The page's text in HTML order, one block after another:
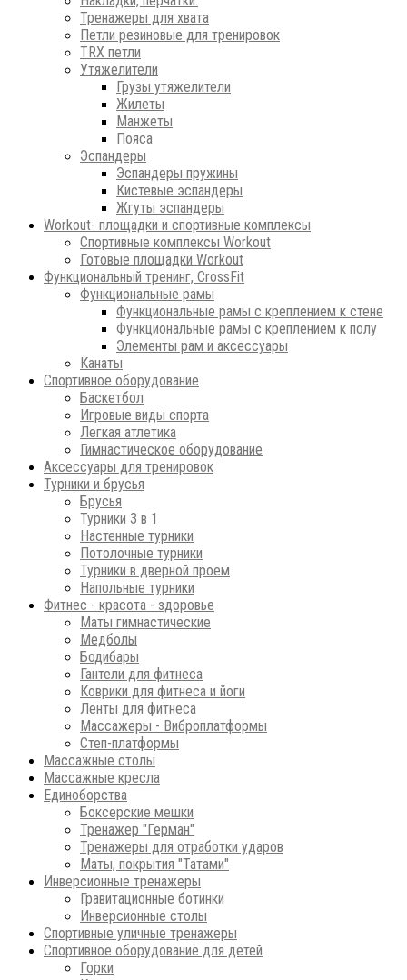
Тренажеры для хвата
Петли резиновые для тренировок
ТRХ петли
Утяжелители
Грузы утяжелители
Жилеты
Манжеты
Пояса
Эспандеры
Эспандеры пружины
Кистевые эспандеры
Жгуты эспандеры
Workout- площадки и спортивные комплексы
Спортивные комплексы Workout
Готовые площадки Workout
Функциональный тренинг, CrossFit
Функциональные рамы
Функциональные рамы с креплением к стене
Функциональные рамы с креплением к полу
Элементы рам и аксессуары
Канаты
Спортивное оборудование
Баскетбол
Игровые виды спорта
Легкая атлетика
Гимнастическое оборудование
Аксессуары для тренировок
Турники и брусья
Брусья
Турники 3 в 1
Настенные турники
Потолочные турники
Турники в дверной проем
Напольные турники
Фитнес - красота - здоровье
Маты гимнастические
Медболы
Бодибары
Гантели для фитнеса
Коврики для фитнеса и йоги
Ленты для фитнеса
Массажеры - Виброплатформы
Степ-платформы
Массажные столы
Массажные кресла
Единоборства
Боксерские мешки
Тренажер "Герман"
Тренажеры для отработки ударов
Маты, покрытия "Татами"
Инверсионные тренажеры
Гравитационные ботинки
Инверсионные столы
Спортивные уличные тренажеры
Спортивное оборудование для детей
Горки